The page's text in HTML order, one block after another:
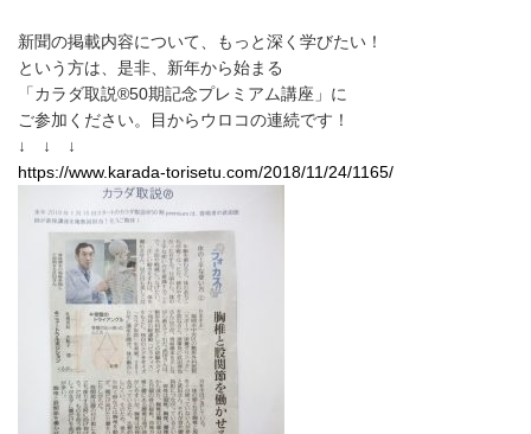
新聞の掲載内容について、もっと深く学びたい！
という方は、是非、新年から始まる
「カラダ取説®50期記念プレミアム講座」に
ご参加ください。目からウロコの連続です！
↓ ↓ ↓
https://www.karada-torisetu.com/2018/11/24/1165/